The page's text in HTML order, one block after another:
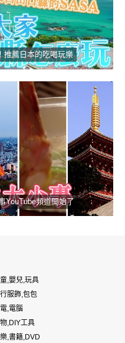
推薦日本的吃喝玩樂
YouTube頻道開始了
,嬰兒,玩具
服飾,包包
,電腦
,DIY工具
,書籍,DVD